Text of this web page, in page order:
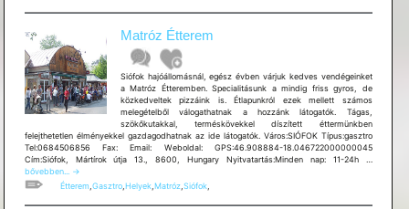
Matróz Étterem
Siófok hajóállomásnál, egész évben várjuk kedves vendégeinket
a Matróz Étteremben. Specialitásunk a mindig friss gyros, de
közkedveltek pizzáink is. Étlapunkról ezek mellett számos
melegételből válogathatnak a hozzánk látogatók. Tágas,
szökőkutakkal, terméskövekkel díszített éttermünkben
felejthetetlen élményekkel gazdagodhatnak az ide látogatók. Város:SIÓFOK Típus:gasztro
Tel:0684506856 Fax: Email: Weboldal: GPS:46.908884-18.046722000000045
Cím:Siófok, Mártírok útja 13., 8600, Hungary Nyitvatartás:Minden nap: 11-24h …
bővebben...
→
Étterem,Gasztro,Helyek,Matróz,Siófok,